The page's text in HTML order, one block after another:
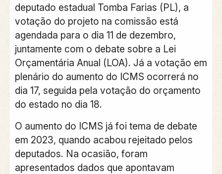
deputado estadual Tomba Farias (PL), a
votação do projeto na comissão está
agendada para o dia 11 de dezembro,
juntamente com o debate sobre a Lei
Orçamentária Anual (LOA). Já a votação em
plenário do aumento do ICMS ocorrerá no
dia 17, seguida pela votação do orçamento
do estado no dia 18.
O aumento do ICMS já foi tema de debate
em 2023, quando acabou rejeitado pelos
deputados. Na ocasião, foram
apresentados dados que apontavam